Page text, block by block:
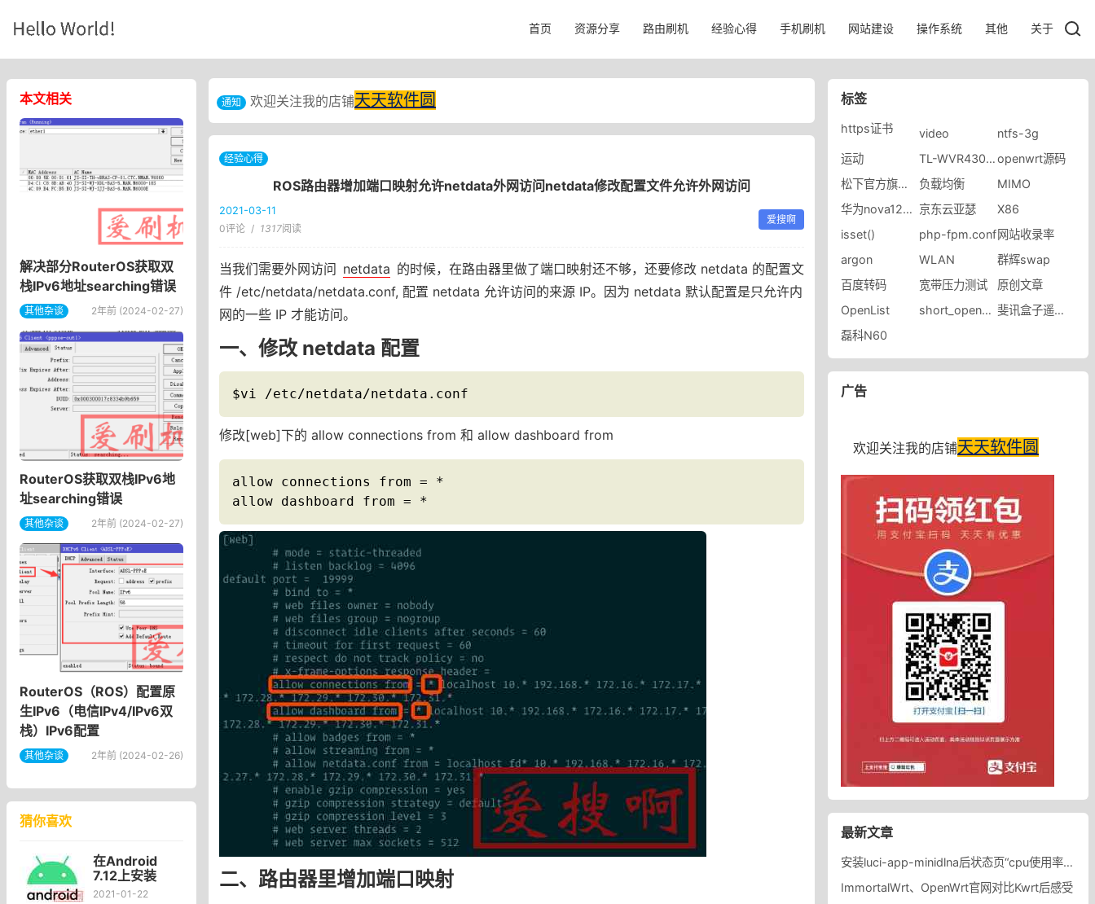
首页 资源分享 路由刷机 经验心得 手机刷机 网站建设 操作系统 其他 关于
本文相关
解决部分RouterOS获取双
栈IPv6地址searching错误
其他杂谈 2年前 (2024-02-27)
RouterOS获取双栈IPv6地
址searching错误
其他杂谈 2年前 (2024-02-27)
RouterOS（ROS）配置原
生IPv6（电信IPv4/IPv6双
栈）IPv6配置
其他杂谈 2年前 (2024-02-26)
猜你喜欢
在Android
7.12上安装
Entware(镜像
2021-01-22
通知 欢迎关注我的店铺天天软件圆
经验心得
ROS路由器增加端口映射允许netdata外网访问netdata修改配置文件允许外网访问
2021-03-11
0评论 / 1317阅读
爱搜啊
当我们需要外网访问 netdata 的时候，在路由器里做了端口映射还不够，还要修改 netdata 的配置文
件 /etc/netdata/netdata.conf, 配置 netdata 允许访问的来源 IP。因为 netdata 默认配置是只允许内
网的一些 IP 才能访问。
一、修改 netdata 配置
$vi /etc/netdata/netdata.conf
修改[web]下的 allow connections from 和 allow dashboard from
allow connections from = *
allow dashboard from = *
二、路由器里增加端口映射
标签
https证书 video
ntfs-3g
运动
​TL-WVR4300L2.0openwrt源码
松下官方旗舰店
负载均衡
MIMO
华为nova12pro 京东云亚瑟
X86
isset()
php-fpm.conf网站收录率
argon
WLAN
群辉swap
百度转码
宽带压力测试
原创文章
OpenList
short_open_tag
斐讯盒子遥控器配对
磊科N60
广告
欢迎关注我的店铺天天软件圆
最新文章
安装luci-app-minidlna后状态页“cpu使用率“显示虚高，排除过程记录。
ImmortalWrt、OpenWrt官网对比Kwrt后感受